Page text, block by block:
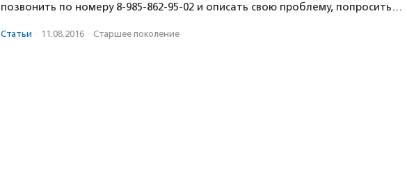
позвонить по номеру 8-985-862-95-02 и описать свою проблему, попросить…
Статьи · 11.08.2016 · Старшее поколение